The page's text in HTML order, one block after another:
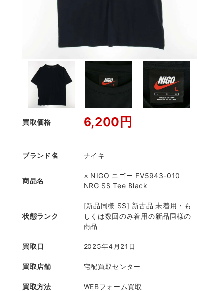
買取価格 6,200円
ブランド名 ナイキ
商品名
× NIGO ニゴー FV5943-010
NRG SS Tee Black
状態ランク
[新品同様 SS] 新古品 未着用・も
しくは数回のみ着用の新品同様の
商品
買取日 2025年4月21日
買取店舗 宅配買取センター
買取方法 WEBフォーム買取